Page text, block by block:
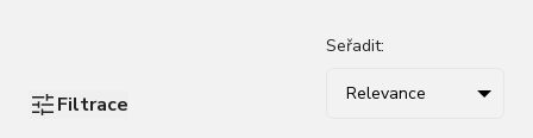
Filtrace
Seřadit:
Relevance